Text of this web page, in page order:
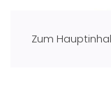
Zum